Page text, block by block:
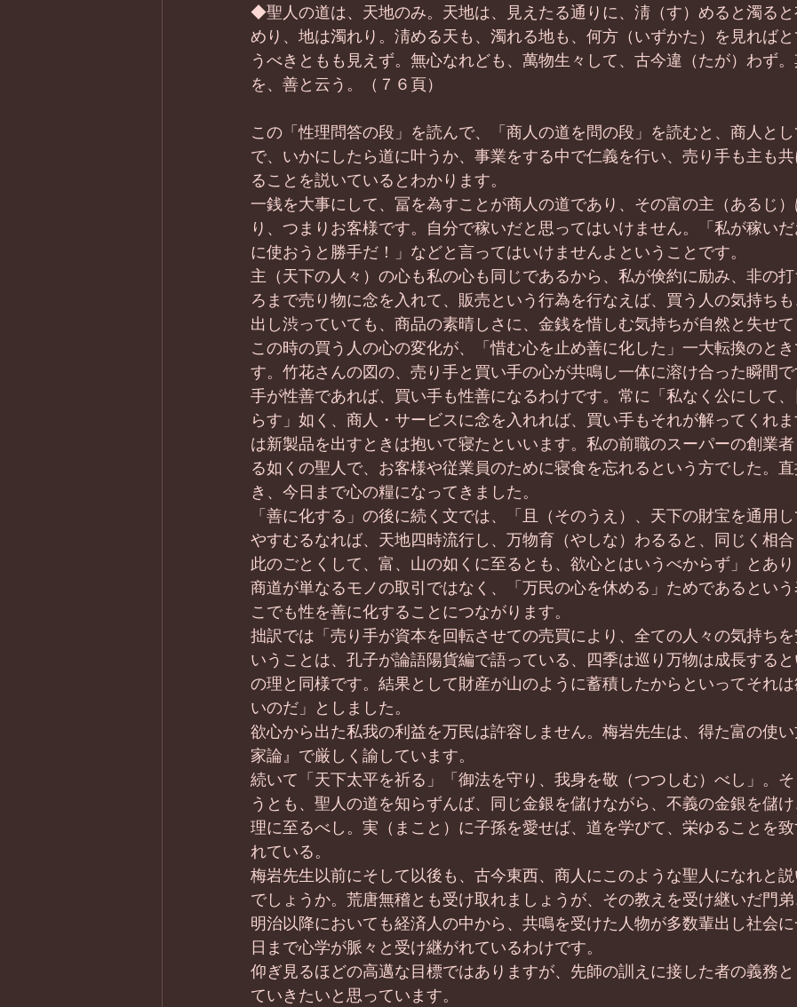
◆聖人の道は、天地のみ。天地は、見えたる通りに、淸（す）めると濁る
めり、地は濁れり。淸める天も、濁れる地も、何方（いずかた）を見れば
うべきともも見えず。無心なれども、萬物生々して、古今違（たが）わず
を、善と云う。（７６頁）
この「性理問答の段」を読んで、「商人の道を問の段」を読むと、商人と
で、いかにしたら道に叶うか、事業をする中で仁義を行い、売り手も主も
ることを説いているとわかります。
一銭を大事にして、冨を為すことが商人の道であり、その富の主（あるじ
り、つまりお客様です。自分で稼いだと思ってはいけません。「私が稼い
に使おうと勝手だ！」などと言ってはいけませんよということです。
主（天下の人々）の心も私の心も同じであるから、私が倹約に励み、非の
ろまで売り物に念を入れて、販売という行為を行なえば、買う人の気持ち
出し渋っていても、商品の素晴しさに、金銭を惜しむ気持ちが自然と失せて
この時の買う人の心の変化が、「惜む心を止め善に化した」一大転換のと
す。竹花さんの図の、売り手と買い手の心が共鳴し一体に溶け合った瞬間
手が性善であれば、買い手も性善になるわけです。常に「私なく公にして
らす」如く、商人・サービスに念を入れれば、買い手もそれが解ってくれ
は新製品を出すときは抱いて寝たといいます。私の前職のスーパーの創業
る如くの聖人で、お客様や従業員のために寝食を忘れるという方でした。
き、今日まで心の糧になってきました。
「善に化する」の後に続く文では、「且（そのうえ）、天下の財宝を通用
やすむるなれば、天地四時流行し、万物育（やしな）わるると、同じく相合
此のごとくして、富、山の如くに至るとも、欲心とはいうべからず」とあり
商道が単なるモノの取引ではなく、「万民の心を休める」ためであるとい
こでも性を善に化することにつながります。
拙訳では「売り手が資本を回転させての売買により、全ての人々の気持ち
いうことは、孔子が論語陽貨編で語っている、四季は巡り万物は成長する
の理と同様です。結果として財産が山のように蓄積したからといってそれ
いのだ」としました。
欲心から出た私我の利益を万民は許容しません。梅岩先生は、得た富の使
家論』で厳しく諭しています。
続いて「天下太平を祈る」「御法を守り、我身を敬（つつしむ）べし」。
うとも、聖人の道を知らずんば、同じ金銀を儲けながら、不義の金銀を儲
理に至るべし。実（まこと）に子孫を愛せば、道を学びて、栄ゆることを
れている。
梅岩先生以前にそして以後も、古今東西、商人にこのような聖人になれと
でしょうか。荒唐無稽とも受け取れましょうが、その教えを受け継いだ門
明治以降においても経済人の中から、共鳴を受けた人物が多数輩出し社会
日まで心学が脈々と受け継がれているわけです。
仰ぎ見るほどの高邁な目標ではありますが、先師の訓えに接した者の義務と
ていきたいと思っています。